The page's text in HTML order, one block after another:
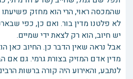
שהמכסה ראוי, הרי הוא מחזק
לא פלטנו מדין בור. ואם כן, כפי
יש חיוב, הוא רק לצאת ידי שמיים.
אבל נראה שאין הדבר כן. החיוב כאן
מדין אדם המזיק בצורת גרמי. גם אם
לנתבע, והאירוע היה קורה ברשות